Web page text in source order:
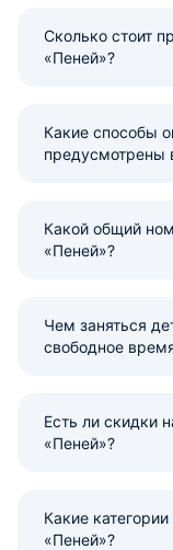
Сколько стоит
«Пеней»?
Какие способы
предусмотрены
Какой общий
«Пеней»?
Чем заняться
свободное
Есть ли скидки
«Пеней»?
Какие
«Пеней»?